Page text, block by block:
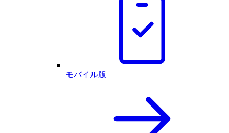
モバイル版